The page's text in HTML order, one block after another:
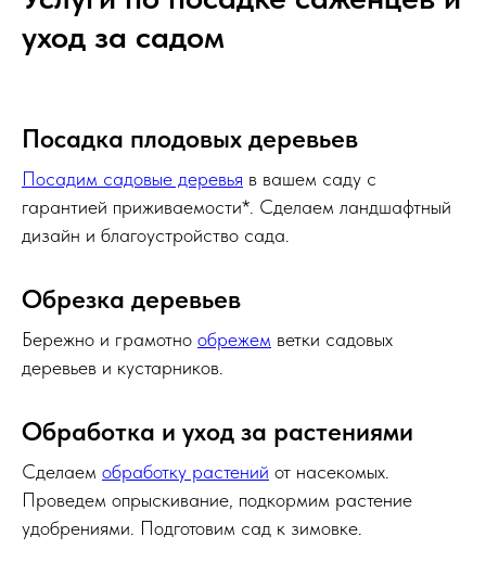
уход за садом
Посадка плодовых деревьев
Посадим садовые деревья в вашем саду с
гарантией приживаемости*. Сделаем ландшафтный
дизайн и благоустройство сада.
Обрезка деревьев
Бережно и грамотно обрежем ветки садовых
деревьев и кустарников.
Обработка и уход за растениями
Сделаем обработку растений от насекомых.
Проведем опрыскивание, подкормим растение
удобрениями. Подготовим сад к зимовке.